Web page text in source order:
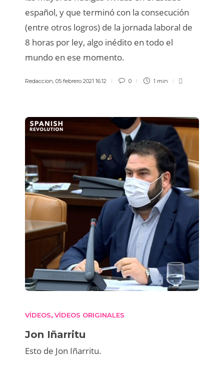
español, y que terminó con la consecución
(entre otros logros) de la jornada laboral de
8 horas por ley, algo inédito en todo el
mundo en ese momento.
Redaccion, 05 febrero 2021 16:12 0 1 min
VÍDEOS, VÍDEOS ORIGINALES
Jon Iñarritu
Esto de Jon Iñarritu.